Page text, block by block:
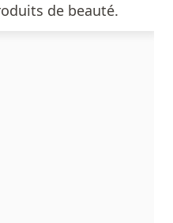
de beauté.